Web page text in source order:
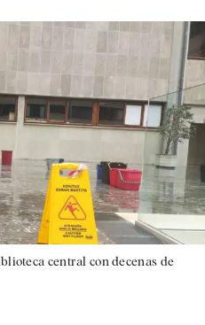
central con decenas de